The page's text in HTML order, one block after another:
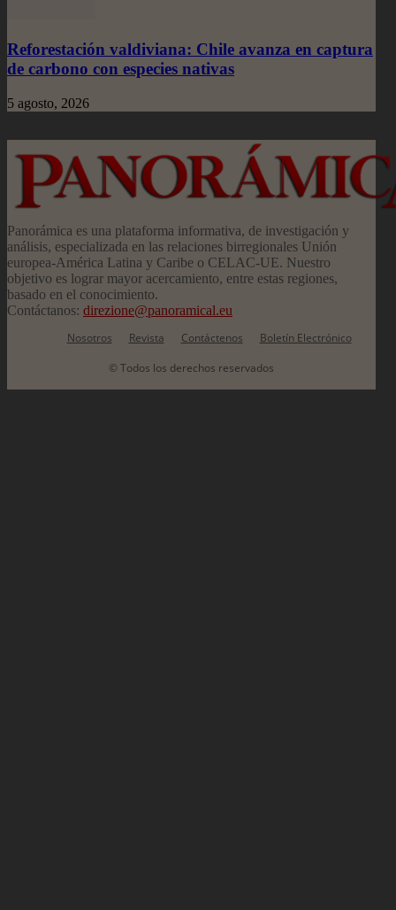
Reforestación valdiviana: Chile avanza en captura
de carbono con especies nativas
5 agosto, 2026
Panorámica es una plataforma informativa, de investigación y
análisis, especializada en las relaciones birregionales Unión
europea-América Latina y Caribe o CELAC-UE. Nuestro
objetivo es lograr mayor acercamiento, entre estas regiones,
basado en el conocimiento.
Contáctanos: direzione@panoramical.eu
Nosotros
Revista Contáctenos
Boletín Electrónico
© Todos los derechos reservados